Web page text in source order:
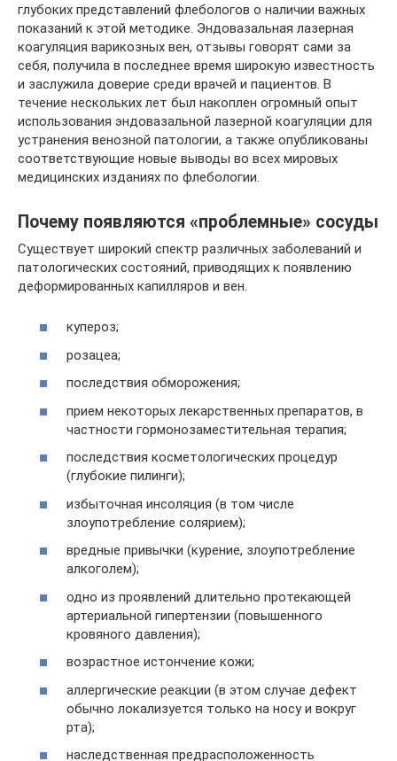
глубоких представлений флебологов о наличии важных
показаний к этой методике. Эндовазальная лазерная
коагуляция варикозных вен, отзывы говорят сами за
себя, получила в последнее время широкую известность
и заслужила доверие среди врачей и пациентов. В
течение нескольких лет был накоплен огромный опыт
использования эндовазальной лазерной коагуляции для
устранения венозной патологии, а также опубликованы
соответствующие новые выводы во всех мировых
медицинских изданиях по флебологии.
Почему появляются «проблемные» сосуды
Существует широкий спектр различных заболеваний и
патологических состояний, приводящих к появлению
деформированных капилляров и вен.
купероз;
розацеа;
последствия обморожения;
прием некоторых лекарственных препаратов, в
частности гормонозаместительная терапия;
последствия косметологических процедур
(глубокие пилинги);
избыточная инсоляция (в том числе
злоупотребление солярием);
вредные привычки (курение, злоупотребление
алкоголем);
одно из проявлений длительно протекающей
артериальной гипертензии (повышенного
кровяного давления);
возрастное истончение кожи;
аллергические реакции (в этом случае дефект
обычно локализуется только на носу и вокруг
рта);
наследственная предрасположенность